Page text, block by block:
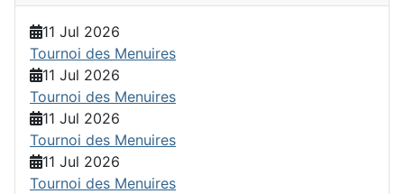
11 Jul 2026
Tournoi des Menuires
11 Jul 2026
Tournoi des Menuires
11 Jul 2026
Tournoi des Menuires
11 Jul 2026
Tournoi des Menuires